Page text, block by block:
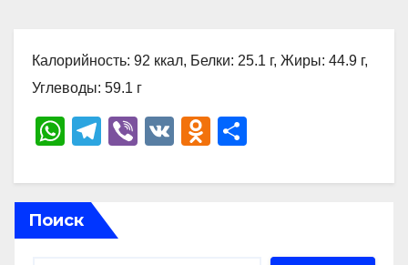
Калорийность: 92 ккал, Белки: 25.1 г, Жиры: 44.9 г,
Углеводы: 59.1 г
W
at
s
A
T
e
gr
a
Vi
er
V
O
n
р
Поиск